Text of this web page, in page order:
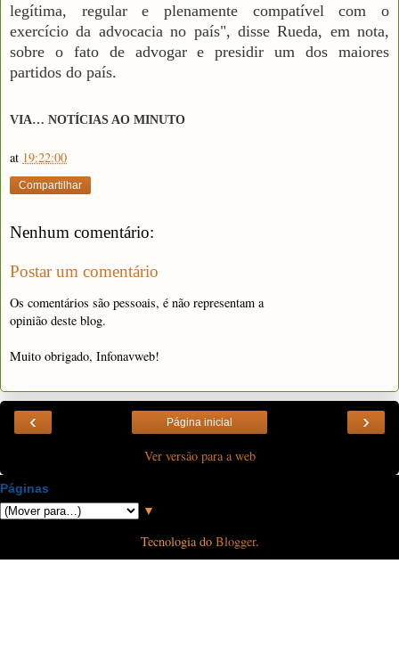
legítima, regular e plenamente compatível com o
exercício da advocacia no país", disse Rueda, em nota,
sobre o fato de advogar e presidir um dos maiores
partidos do país.
VIA… NOTÍCIAS AO MINUTO
at 19:22:00
Compartilhar
Nenhum comentário:
Postar um comentário
Os comentários são pessoais, é não representam a
opinião deste blog.
Muito obrigado, Infonavweb!
‹ ›
Página inicial
Ver versão para a web
Páginas
▼
Tecnologia do Blogger.